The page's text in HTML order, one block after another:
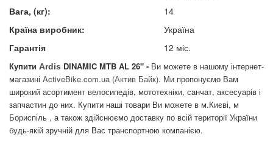
Вага, (кг):
14
Країна виробник:
Україна
Гарантія
12 міс.
Купити Ardis DINAMIC MTB AL 26" - Ви можете в нашому інтернет-
магазині ActiveBike.com.ua (Актив Байк). Ми пропонуємо Вам
широкий асортимент велосипедів, мототехніки, санчат, аксесуарів і
запчастин до них. Купити наші товари Ви можете в м.Києві, м
Бориспіль , а також здійснюємо доставку по всій території України
будь-якій зручній для Вас транспортною компанією.